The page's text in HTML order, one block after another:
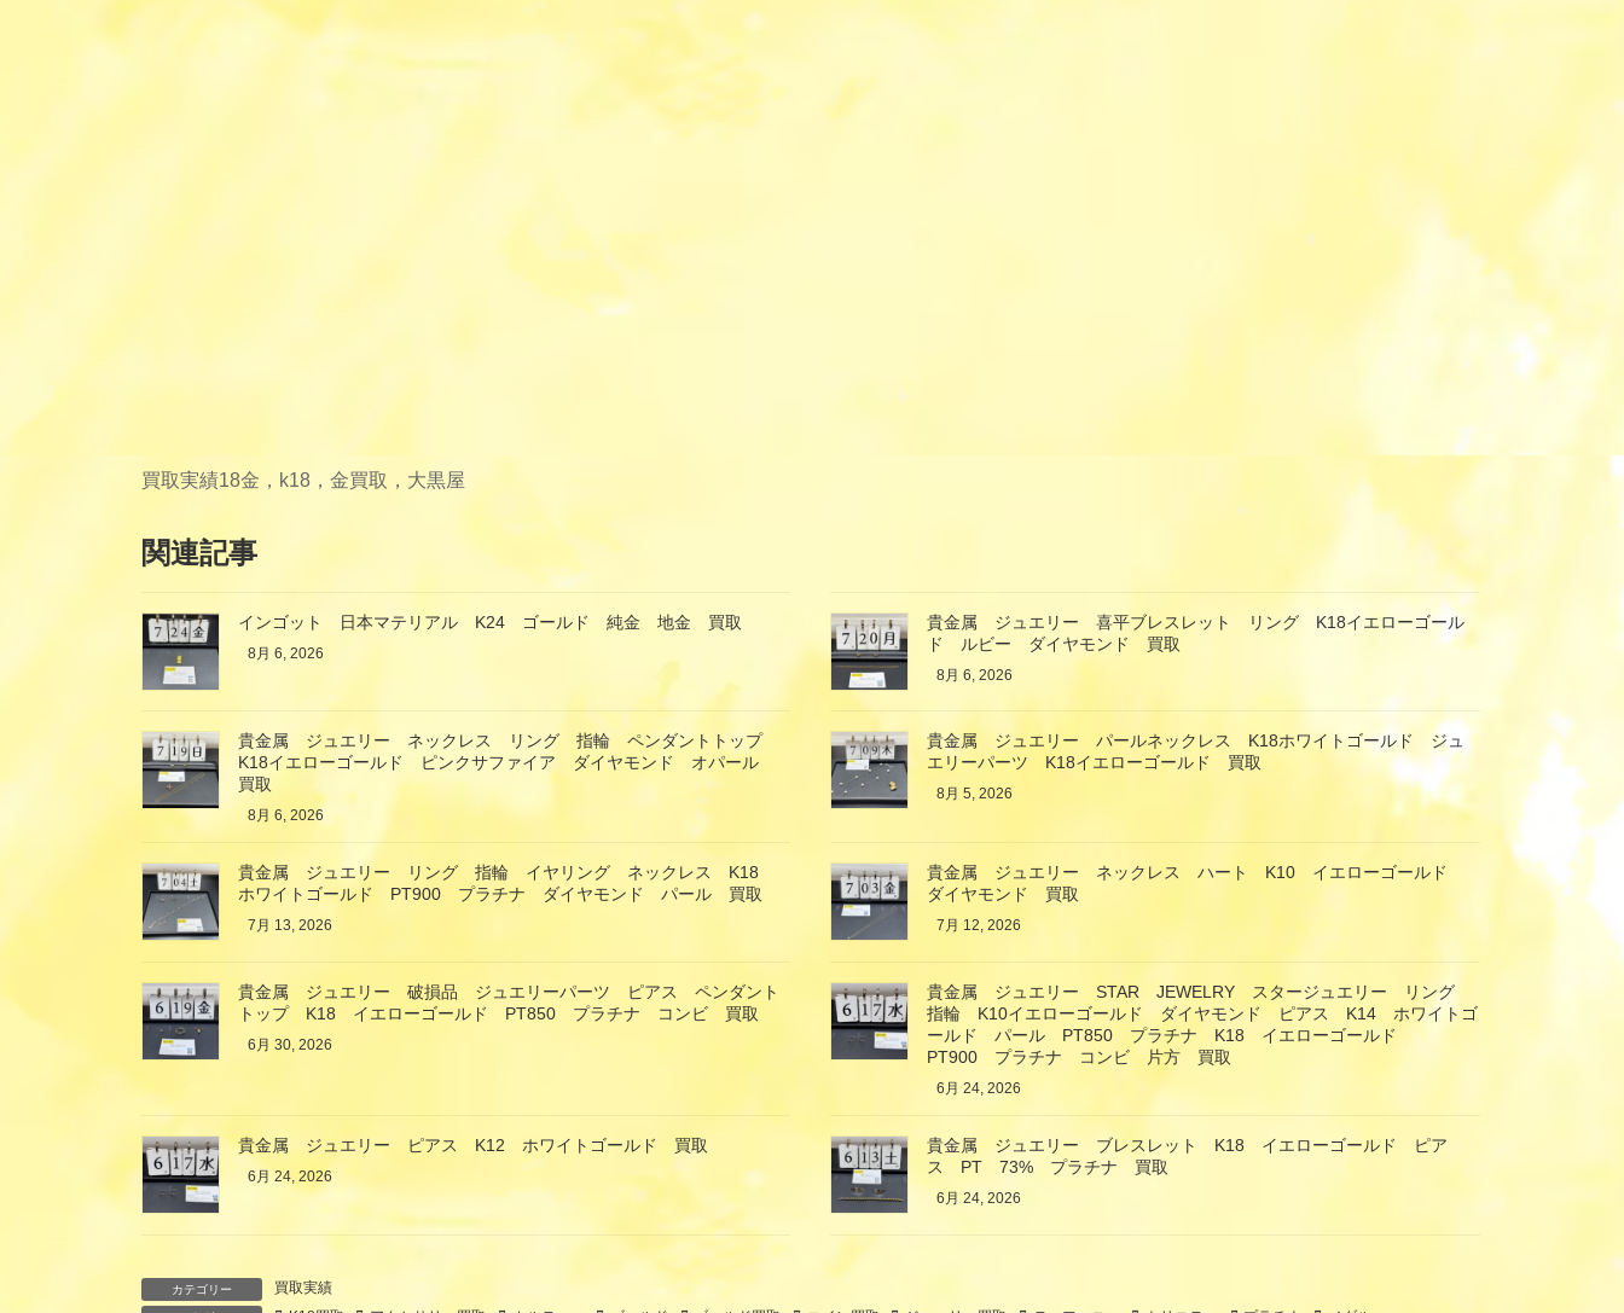
買取実績18金，k18，金買取，大黒屋
関連記事
インゴット 日本マテリアル K24 ゴールド 純金 地金 買取
8月 6, 2026
貴金属 ジュエリー 喜平ブレスレット リング K18イエローゴール
ド ルビー ダイヤモンド 買取
8月 6, 2026
貴金属 ジュエリー ネックレス リング 指輪 ペンダントトップ
K18イエローゴールド ピンクサファイア ダイヤモンド オパール
買取
8月 6, 2026
貴金属 ジュエリー パールネックレス K18ホワイトゴールド ジュ
エリーパーツ K18イエローゴールド 買取
8月 5, 2026
貴金属 ジュエリー リング 指輪 イヤリング ネックレス K18
ホワイトゴールド PT900 プラチナ ダイヤモンド パール 買取
7月 13, 2026
貴金属 ジュエリー ネックレス ハート K10 イエローゴールド
ダイヤモンド 買取
7月 12, 2026
貴金属 ジュエリー 破損品 ジュエリーパーツ ピアス ペンダント
トップ K18 イエローゴールド PT850 プラチナ コンビ 買取
6月 30, 2026
貴金属 ジュエリー STAR JEWELRY スタージュエリー リング
指輪 K10イエローゴールド ダイヤモンド ピアス K14 ホワイトゴ
ールド パール PT850 プラチナ K18 イエローゴールド
PT900 プラチナ コンビ 片方 買取
6月 24, 2026
貴金属 ジュエリー ピアス K12 ホワイトゴールド 買取
6月 24, 2026
貴金属 ジュエリー ブレスレット K18 イエローゴールド ピア
ス PT 73% プラチナ 買取
6月 24, 2026
カテゴリー 買取実績